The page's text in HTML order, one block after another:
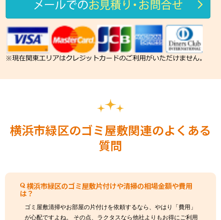
横浜市緑区のゴミ屋敷関連のよくある
質問
横浜市緑区のゴミ屋敷片付けや清掃の相場金額や費用
は？
ゴミ屋敷清掃やお部屋の片付けを依頼するなら、やはり「費用」
が心配ですよね。 その点、ラクタスなら他社よりもお得にご利用